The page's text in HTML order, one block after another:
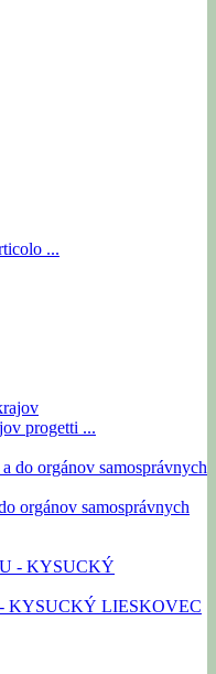
...
progetti ...
orgánov samosprávnych
KYSUCKÝ LIESKOVEC